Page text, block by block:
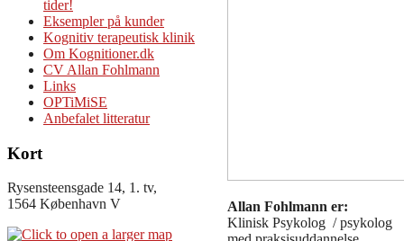
tider!
Eksempler på kunder
Kognitiv terapeutisk klinik
Om Kognitioner.dk
CV Allan Fohlmann
Links
OPTiMiSE
Anbefalet litteratur
Kort
Rysensteensgade 14, 1. tv,
1564 København V
Allan Fohlmann er:
Klinisk Psykolog / psykolog